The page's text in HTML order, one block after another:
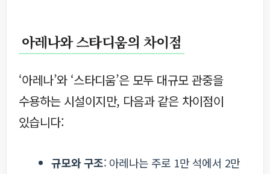
아레나와 스타디움의 차이점
‘아레나’와 ‘스타디움’은 모두 대규모 관중을
수용하는 시설이지만, 다음과 같은 차이점이
있습니다:
규모와 구조: 아레나는 주로 1만 석에서 2만